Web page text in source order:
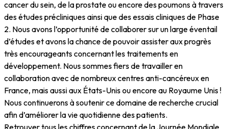
cancer du sein, de la prostate ou encore des poumons à travers
des études précliniques ainsi que des essais cliniques de Phase
2. Nous avons l’opportunité de collaborer sur un large éventail
d’études et avons la chance de pouvoir assister aux progrès
très encourageants concernant les traitements en
développement. Nous sommes fiers de travailler en
collaboration avec de nombreux centres anti-cancéreux en
France, mais aussi aux États-Unis ou encore au Royaume Unis !
Nous continuerons à soutenir ce domaine de recherche crucial
afin d’améliorer la vie quotidienne des patients.
Retrouver tous les chiffres concernant de la Journée Mondiale